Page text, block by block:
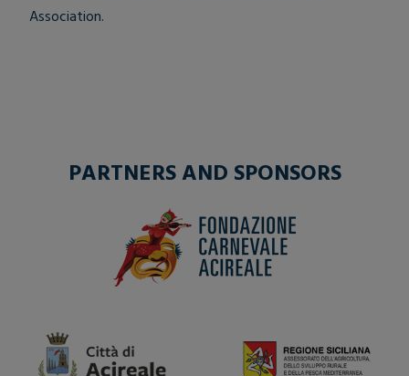
Association.
PARTNERS AND SPONSORS